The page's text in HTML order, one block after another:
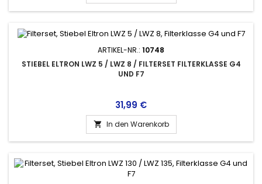
ARTIKEL-NR.: 10748
STIEBEL ELTRON LWZ 5 / LWZ 8 / FILTERSET FILTERKLASSE G4
UND F7
Preis
31,99 €
 In den Warenkorb